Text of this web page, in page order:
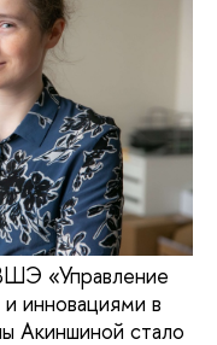
«Управление
инновациями в
Акиншиной стало